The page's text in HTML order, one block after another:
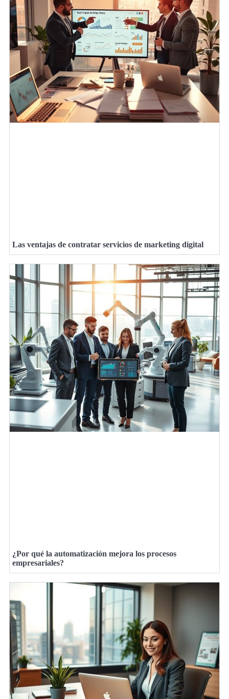
Las ventajas de contratar servicios de marketing digital
¿Por qué la automatización mejora los procesos
empresariales?